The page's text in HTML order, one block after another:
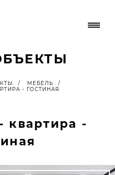
/ МЕБЕЛЬ
/
- ГОСТИНАЯ
-